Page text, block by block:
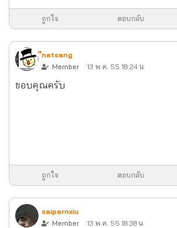
ถูกใจ ตอบกลับ
ืnatsang
Member
13 พ.ค. 55 18:24 น.
ขอบคุณครับ
ถูกใจ ตอบกลับ
saiparnxiu
Member
13 พ.ค. 55 18:38 น.